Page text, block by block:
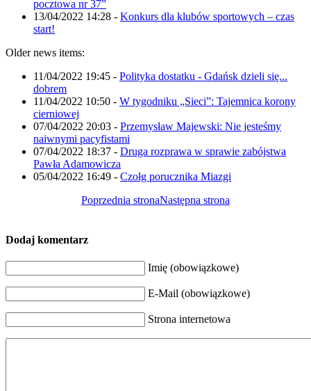
pocztowa nr 37”
13/04/2022 14:28 - Konkurs dla klubów sportowych – czas
start!
Older news items:
11/04/2022 19:45 - Polityka dostatku - Gdańsk dzieli się...
dobrem
11/04/2022 10:50 - W tygodniku „Sieci”: Tajemnica korony
cierniowej
07/04/2022 20:03 - Przemysław Majewski: Nie jesteśmy
naiwnymi pacyfistami
07/04/2022 18:37 - Druga rozprawa w sprawie zabójstwa
Pawła Adamowicza
05/04/2022 16:49 - Czołg porucznika Miazgi
Poprzednia stronaNastępna strona
Dodaj komentarz
Imię (obowiązkowe)
E-Mail (obowiązkowe)
Strona internetowa